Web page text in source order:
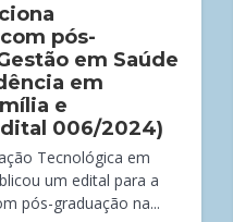
pós-
em Saúde
em
e
006/2024)
Tecnológica em
um edital para a
pós-graduação na...